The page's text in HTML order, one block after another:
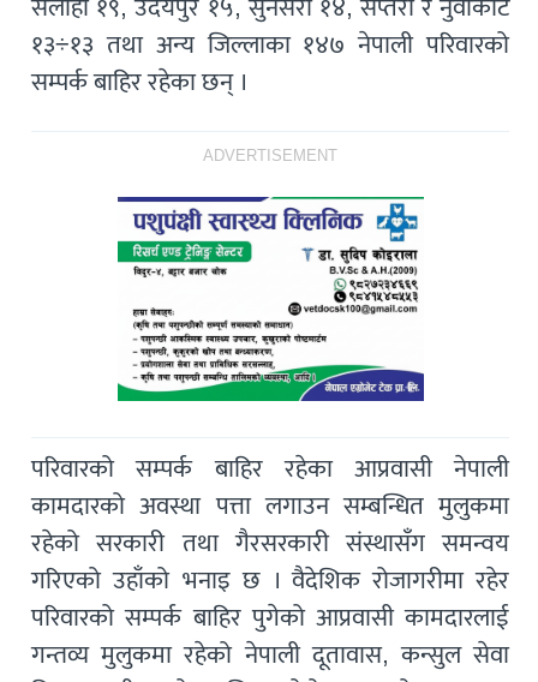
१३÷१३ तथा अन्य जिल्लाका १४७ नेपाली परिवारको
सम्पर्क बाहिर रहेका छन् ।
ADVERTISEMENT
परिवारको सम्पर्क बाहिर रहेका आप्रवासी नेपाली
कामदारको अवस्था पत्ता लगाउन सम्बन्धित मुलुकमा
रहेको सरकारी तथा गैरसरकारी संस्थासँग समन्वय
गरिएको उहाँको भनाइ छ । वैदेशिक रोजागरीमा रहेर
परिवारको सम्पर्क बाहिर पुगेको आप्रवासी कामदारलाई
गन्तव्य मुलुकमा रहेको नेपाली दूतावास, कन्सुल सेवा